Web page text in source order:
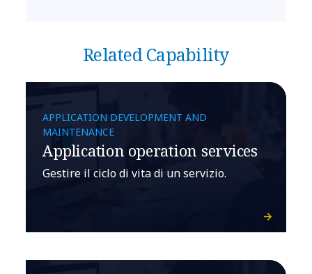
Related Capability
APPLICATION DEVELOPMENT AND
MAINTENANCE
Application operation services
Gestire il ciclo di vita di un servizio.